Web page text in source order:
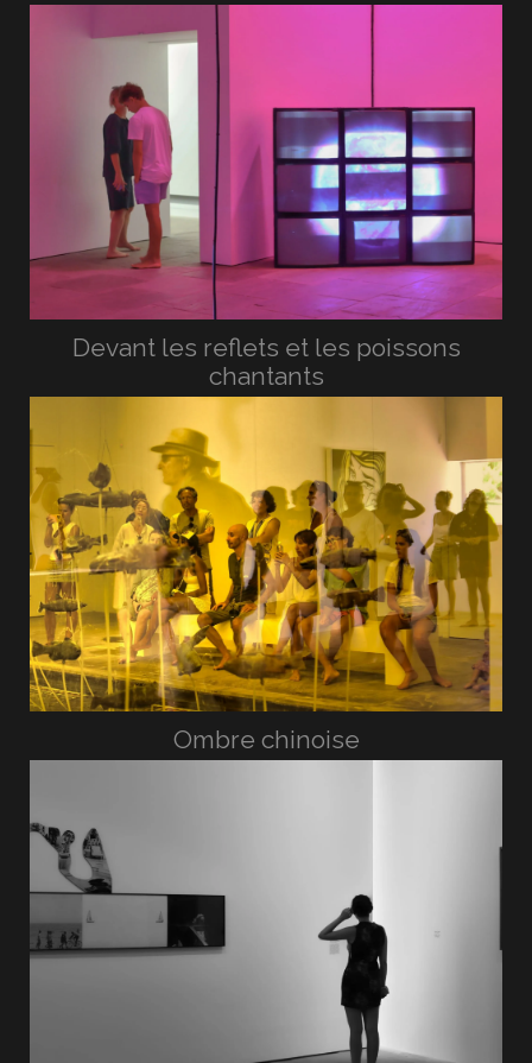
Devant les reflets et les poissons
chantants
Ombre chinoise